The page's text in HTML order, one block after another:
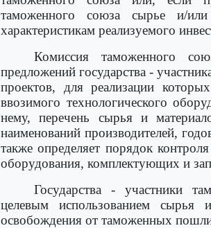
таможенного союза сырье и/или
характеристикам реализуемого
Комиссия таможенного
предложений государства -
проектов, для реализации
ввозимого технологического
нему, перечень сырья и
наименований производителей,
также определяет порядок
оборудования, комплектующих и
Государства - участники
целевым использованием сырья
освобождения от таможенных